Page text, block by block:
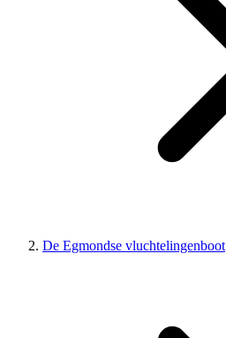
De Egmondse vluchtelingenboot